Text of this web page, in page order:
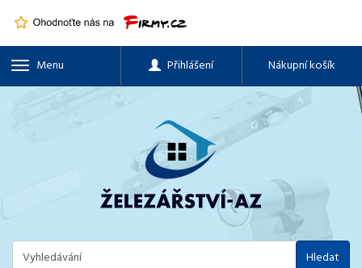
Menu Přihlášení Nákupní košík
Hledat